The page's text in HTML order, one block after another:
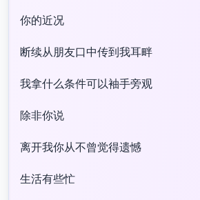
你的近况
断续从朋友口中传到我耳畔
我拿什么条件可以袖手旁观
除非你说
离开我你从不曾觉得遗憾
生活有些忙